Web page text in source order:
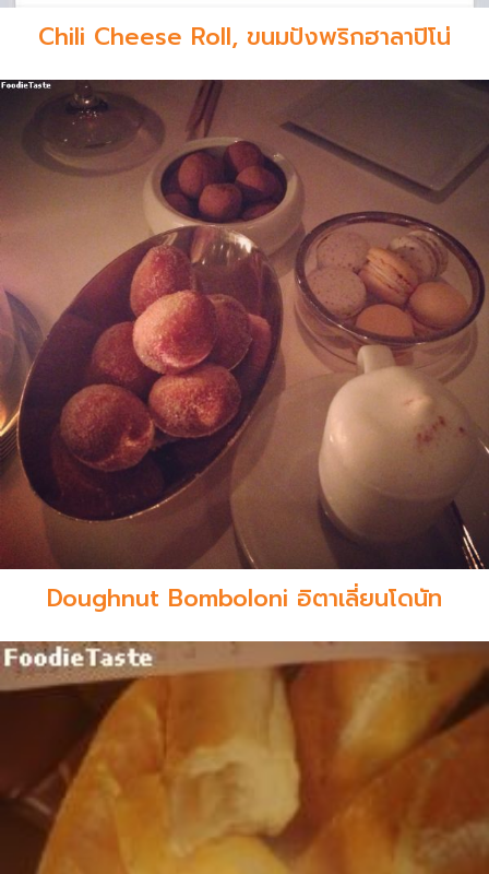
Chili Cheese Roll, ขนมปังพริกฮาลาปิโน่
Doughnut Bomboloni อิตาเลี่ยนโดนัท